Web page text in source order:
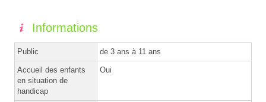
Informations
Public de 3 ans à 11 ans
Accueil des enfants
en situation de
handicap
Oui